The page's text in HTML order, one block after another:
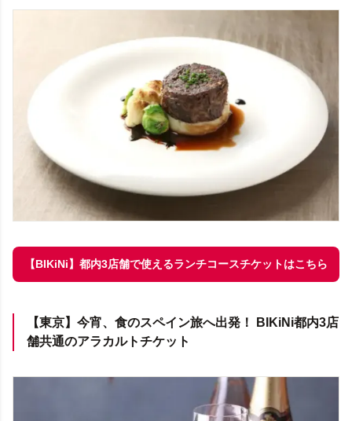
【BIKiNi】都内3店舗で使えるランチコースチケットはこちら
【東京】今宵、食のスペイン旅へ出発！ BIKiNi都内3店
舗共通のアラカルトチケット